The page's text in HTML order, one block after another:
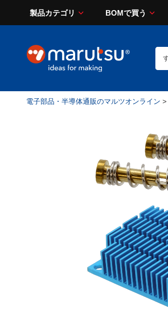
製品カテゴリ BOMで買う
電子部品・半導体通販のマルツオンライン >